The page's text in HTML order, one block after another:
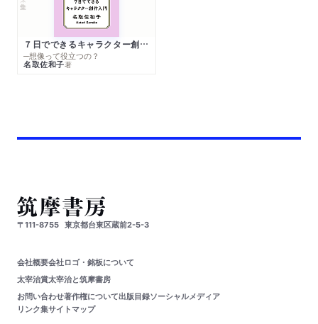
７日でできるキャラクター創作入門
─想像って役立つの？
名取佐和子著
〒111-8755 東京都台東区蔵前2-5-3
会社概要会社ロゴ・銘板について
太宰治賞太宰治と筑摩書房
お問い合わせ著作権について出版目録ソーシャルメディア
リンク集サイトマップ